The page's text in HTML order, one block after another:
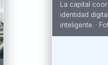
La capital
identidad
inteligente. ·